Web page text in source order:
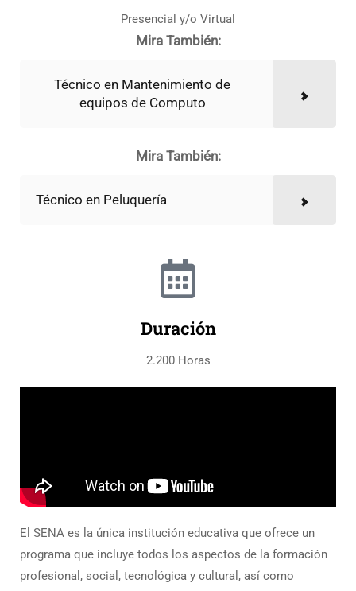
Presencial y/o Virtual
Mira También:
Técnico en Mantenimiento de
equipos de Computo
Mira También:
Técnico en Peluquería
Duración
2.200 Horas
El SENA es la única institución educativa que ofrece un
programa que incluye todos los aspectos de la formación
profesional, social, tecnológica y cultural, así como